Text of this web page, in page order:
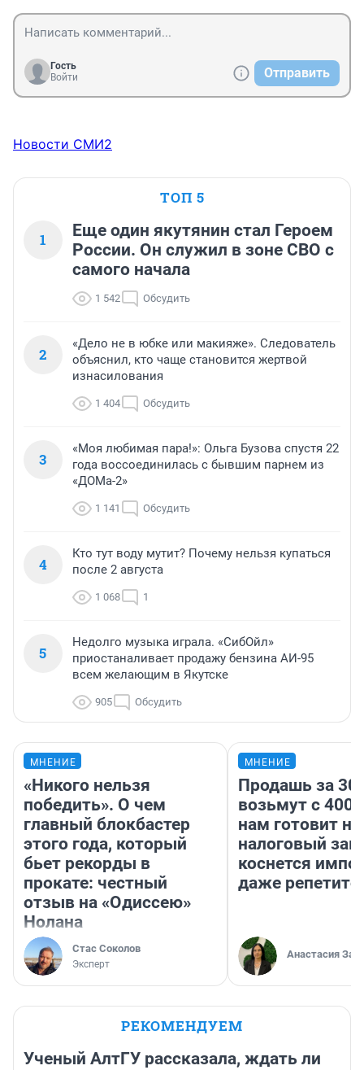
Гость
Войти
Отправить
Новости СМИ2
ТОП 5
1
Еще один якутянин стал Героем
России. Он служил в зоне СВО с
самого начала
1 542 Обсудить
2
«Дело не в юбке или макияже». Следователь
объяснил, кто чаще становится жертвой
изнасилования
1 404 Обсудить
3
«Моя любимая пара!»: Ольга Бузова спустя 22
года воссоединилась с бывшим парнем из
«ДОМа-2»
1 141 Обсудить
4
Кто тут воду мутит? Почему нельзя купаться
после 2 августа
1 068 1
5
Недолго музыка играла. «СибОйл»
приостаналивает продажу бензина АИ-95
всем желающим в Якутске
905 Обсудить
МНЕНИЕ
«Никого нельзя
победить». О чем
главный блокбастер
этого года, который
бьет рекорды в
прокате: честный
отзыв на «Одиссею»
Нолана
Стас Соколов
Эксперт
МНЕНИЕ
Продашь за
возьмут с
нам готовит
налоговый
коснется
даже
Анастасия
РЕКОМЕНДУЕМ
Ученый АлтГУ рассказала, ждать ли